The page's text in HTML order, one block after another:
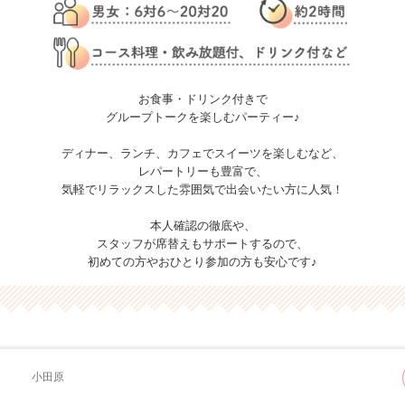
お食事・ドリンク付きで
グループトークを楽しむパーティー♪
ディナー、ランチ、カフェでスイーツを楽しむなど、
レパートリーも豊富で、
気軽でリラックスした雰囲気で出会いたい方に人気！
本人確認の徹底や、
スタッフが席替えもサポートするので、
初めての方やおひとり参加の方も安心です♪
小田原